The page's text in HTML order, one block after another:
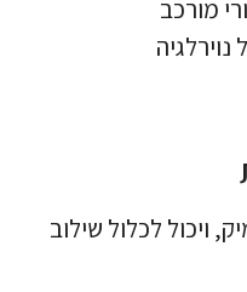
ויכול לכלול שילוב